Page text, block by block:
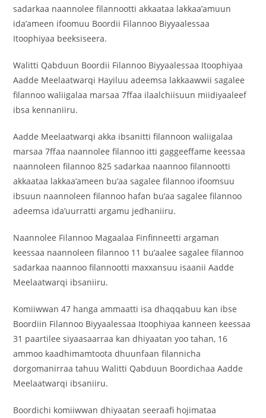
sadarkaa naannolee filannootti akkaataa lakkaa’amuun
ida’ameen ifoomuu Boordii Filannoo Biyyaalessaa
Itoophiyaa beeksiseera.
Walitti Qabduun Boordii Filannoo Biyyaalessaa Itoophiyaa
Aadde Meelaatwarqi Hayiluu adeemsa lakkaawwii sagalee
filannoo waliigalaa marsaa 7ffaa ilaalchiisuun miidiyaaleef
ibsa kennaniiru.
Aadde Meelaatwarqi akka ibsanitti filannoon waliigalaa
marsaa 7ffaa naannolee filannoo itti gaggeeffame keessaa
naannoleen filannoo 825 sadarkaa naannoo filannootti
akkaataa lakkaa’ameen bu’aa sagalee filannoo ifoomsuu
ibsuun naannoleen filannoo hafan bu’aa sagalee filannoo
adeemsa ida’uurratti argamu jedhaniiru.
Naannolee Filannoo Magaalaa Finfinneetti argaman
keessaa naannoleen filannoo 11 bu’aalee sagalee filannoo
sadarkaa naannoo filannootti maxxansuu isaanii Aadde
Meelaatwarqi ibsaniiru.
Komiiwwan 47 hanga ammaatti isa dhaqqabuu kan ibse
Boordiin Filannoo Biyyaalessaa Itoophiyaa kanneen keessaa
31 paartilee siyaasaarraa kan dhiyaatan yoo tahan, 16
ammoo kaadhimamtoota dhuunfaan filannicha
dorgomanirraa tahuu Walitti Qabduun Boordichaa Aadde
Meelaatwarqi ibsaniiru.
Boordichi komiiwwan dhiyaatan seeraafi hojimataa